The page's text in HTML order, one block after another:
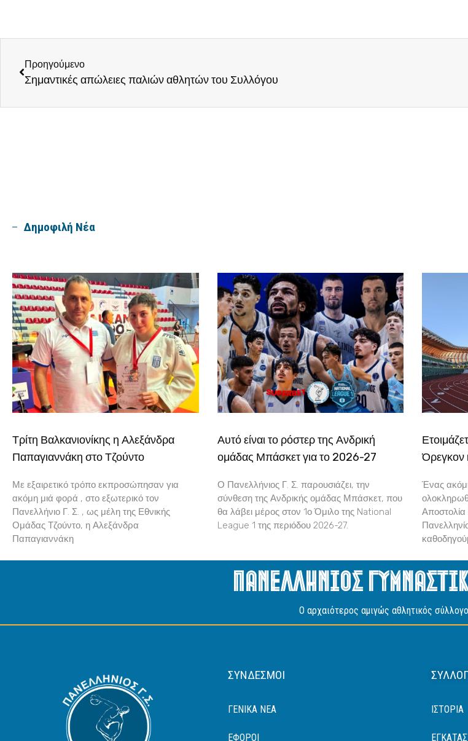
Προηγούμενο
Σημαντικές απώλειες παλιών αθλητών του Συλλόγου
Δημοφιλή Νέα
Τρίτη Βαλκανιονίκης η Αλεξάνδρα
Παπαγιαννάκη στο Τζούντο
Με εξαιρετικό τρόπο εκπροσώπησαν για
ακόμη μιά φορά , στο εξωτερικό τον
Πανελλήνιο Γ. Σ. , ως μέλη της Εθνικής
Ομάδας Τζούντο, η Αλεξάνδρα
Παπαγιαννάκη
Αυτό είναι το ρόστερ της Ανδρική
ομάδας Μπάσκετ για το 2026-27
Ο Πανελλήνιος Γ. Σ. παρουσιάζει, την
σύνθεση της Ανδρικής ομάδας Μπάσκετ, που
θα λάβει μέρος στον 1ο Όμιλο της National
League 1 της περιόδου 2026-27.
Όρεγκον
Ένας
Πανελληνιος
O αρχαιότερος αμιγώς αθλητικός
ΣΎΝΔΕΣΜΟΙ
ΓΕΝΙΚΆ ΝΈΑ
ΈΦΟΡΟΙ
ΙΣΤΟΡΙΑ